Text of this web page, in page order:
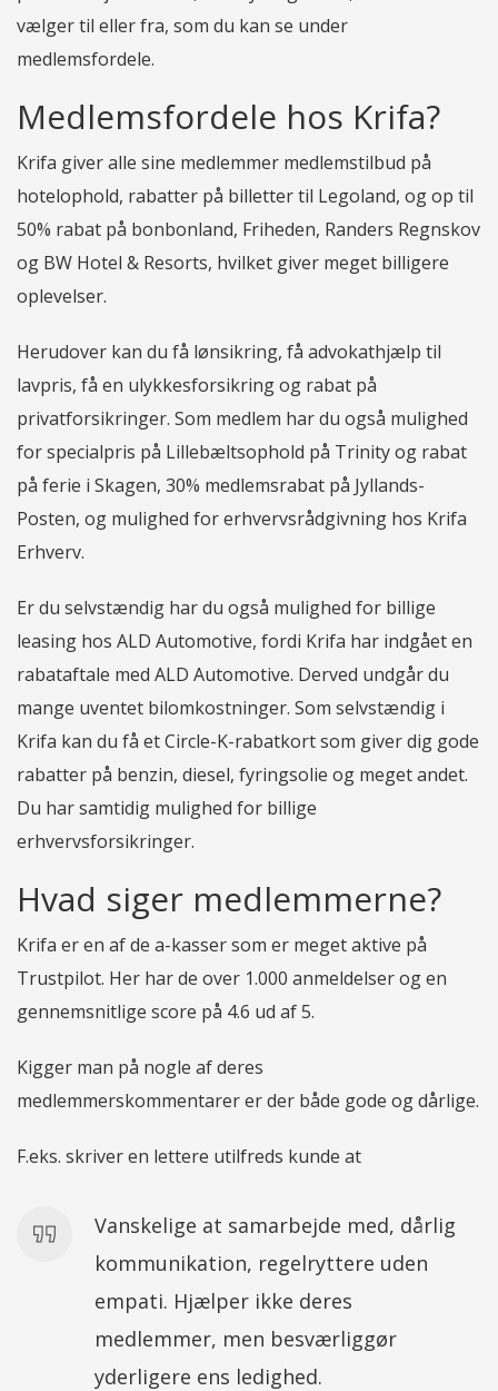
vælger til eller fra, som du kan se under
medlemsfordele.
Medlemsfordele hos Krifa?
Krifa giver alle sine medlemmer medlemstilbud på
hotelophold, rabatter på billetter til Legoland, og op til
50% rabat på bonbonland, Friheden, Randers Regnskov
og BW Hotel & Resorts, hvilket giver meget billigere
oplevelser.
Herudover kan du få lønsikring, få advokathjælp til
lavpris, få en ulykkesforsikring og rabat på
privatforsikringer. Som medlem har du også mulighed
for specialpris på Lillebæltsophold på Trinity og rabat
på ferie i Skagen, 30% medlemsrabat på Jyllands-
Posten, og mulighed for erhvervsrådgivning hos Krifa
Erhverv.
Er du selvstændig har du også mulighed for billige
leasing hos ALD Automotive, fordi Krifa har indgået en
rabataftale med ALD Automotive. Derved undgår du
mange uventet bilomkostninger. Som selvstændig i
Krifa kan du få et Circle-K-rabatkort som giver dig gode
rabatter på benzin, diesel, fyringsolie og meget andet.
Du har samtidig mulighed for billige
erhvervsforsikringer.
Hvad siger medlemmerne?
Krifa er en af de a-kasser som er meget aktive på
Trustpilot. Her har de over 1.000 anmeldelser og en
gennemsnitlige score på 4.6 ud af 5.
Kigger man på nogle af deres
medlemmerskommentarer er der både gode og dårlige.
F.eks. skriver en lettere utilfreds kunde at
Vanskelige at samarbejde med, dårlig
kommunikation, regelryttere uden
empati. Hjælper ikke deres
medlemmer, men besværliggør
yderligere ens ledighed.